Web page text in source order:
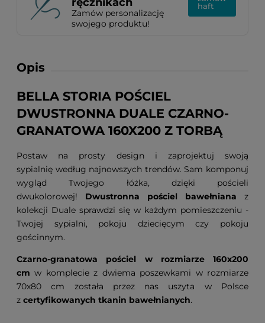
Zamów personalizację
swojego produktu!
haft
Opis
BELLA STORIA POŚCIEL
DWUSTRONNA DUALE CZARNO-
GRANATOWA 160X200 Z TORBĄ
Postaw na prosty design i zaprojektuj swoją
sypialnię według najnowszych trendów. Sam komponuj
wygląd Twojego łóżka, dzięki pościeli
dwukolorowej! Dwustronna pościel bawełniana z
kolekcji Duale sprawdzi się w każdym pomieszczeniu -
Twojej sypialni, pokoju dziecięcym czy pokoju
gościnnym.
Czarno-granatowa pościel w rozmiarze 160x200
cm w komplecie z dwiema poszewkami w rozmiarze
70x80 cm została przez nas uszyta w Polsce
z certyfikowanych tkanin bawełnianych.